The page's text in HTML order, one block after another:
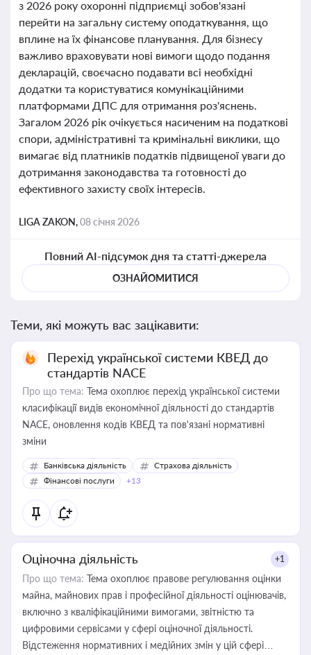
з 2026 року охоронні підприємці зобов'язані
перейти на загальну систему оподаткування, що
вплине на їх фінансове планування. Для бізнесу
важливо враховувати нові вимоги щодо подання
декларацій, своєчасно подавати всі необхідні
додатки та користуватися комунікаційними
платформами ДПС для отримання роз'яснень.
Загалом 2026 рік очікується насиченим на податкові
спори, адміністративні та кримінальні виклики, що
вимагає від платників податків підвищеної уваги до
дотримання законодавства та готовності до
ефективного захисту своїх інтересів.
LIGA ZAKON,08 січня 2026
Повний AI-підсумок дня та статті-джерела
ОЗНАЙОМИТИСЯ
Теми, які можуть вас зацікавити:
Перехід української системи КВЕД до
стандартів NACE
Про що тема: Тема охоплює перехід української системи
класифікації видів економічної діяльності до стандартів
NACE, оновлення кодів КВЕД та пов'язані нормативні
зміни
Банківська діяльність
Страхова діяльність
Фінансові послуги
+13
Оціночна діяльність +1
Про що тема: Тема охоплює правове регулювання оцінки
майна, майнових прав і професійної діяльності оцінювачів,
включно з кваліфікаційними вимогами, звітністю та
цифровими сервісами у сфері оціночної діяльності.
Відстеження нормативних і медійних змін у цій сфері